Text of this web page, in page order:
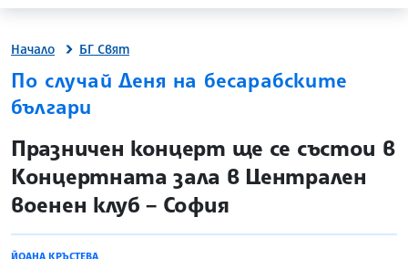
Начало БГ Свят
По случай Деня на бесарабските
българи
site.bta
Празничен концерт ще се състои в
Концертната зала в Централен
военен клуб – София